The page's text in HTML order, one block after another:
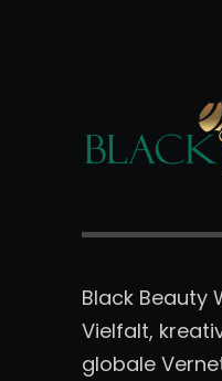
Black Beauty
Vielfalt,
globale